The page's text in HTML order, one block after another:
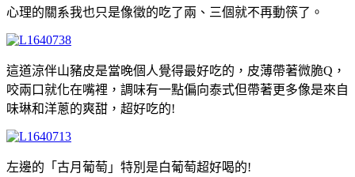
心理的關系我也只是像徵的吃了兩、三個就不再動筷了。
這道涼伴山豬皮是當晚個人覺得最好吃的，皮薄帶著微脆Q，
咬兩口就化在嘴裡，調味有一點偏向泰式但帶著更多像是來自
味琳和洋蔥的爽甜，超好吃的!
左邊的「古月葡萄」特別是白葡萄超好喝的!